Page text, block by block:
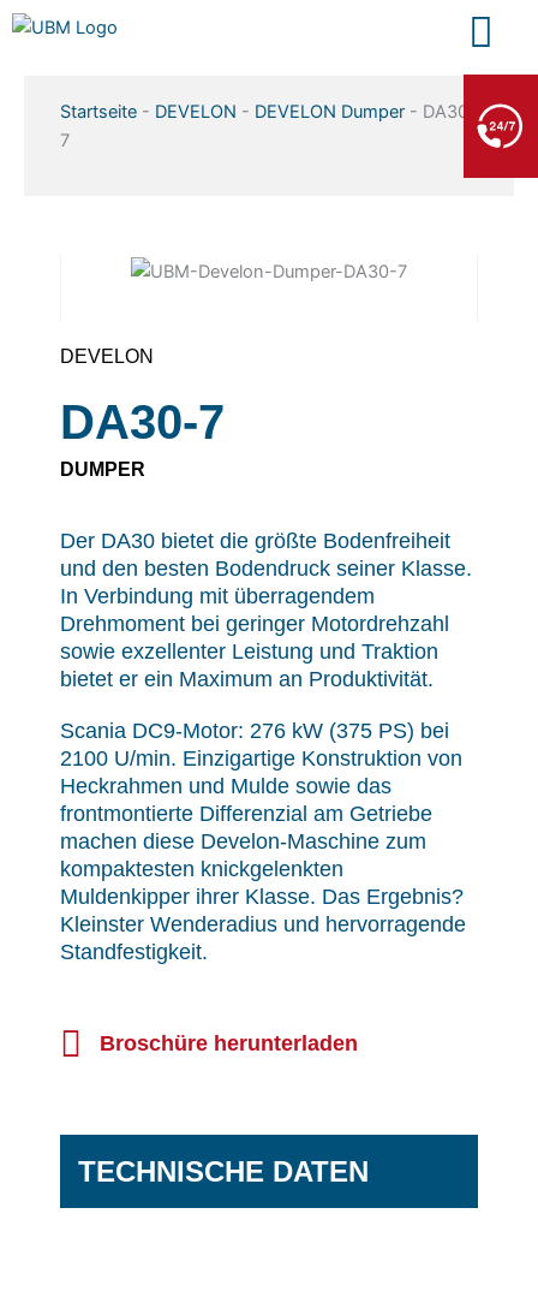
Zum
Inhalt
+49 7552 93665 13
Startseite - DEVELON - DEVELON Dumper - DA30-
7
DEVELON
DA30-7
DUMPER
Der DA30 bietet die größte Bodenfreiheit
und den besten Bodendruck seiner Klasse.
In Verbindung mit überragendem
Drehmoment bei geringer Motordrehzahl
sowie exzellenter Leistung und Traktion
bietet er ein Maximum an Produktivität.
Scania DC9-Motor: 276 kW (375 PS) bei
2100 U/min. Einzigartige Konstruktion von
Heckrahmen und Mulde sowie das
frontmontierte Differenzial am Getriebe
machen diese Develon-Maschine zum
kompaktesten knickgelenkten
Muldenkipper ihrer Klasse. Das Ergebnis?
Kleinster Wenderadius und hervorragende
Standfestigkeit.
Broschüre herunterladen
TECHNISCHE DATEN